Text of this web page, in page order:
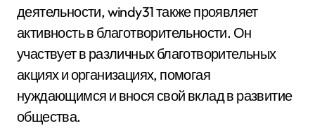
деятельности, windy31 также проявляет
активность в благотворительности. Он
участвует в различных благотворительных
акциях и организациях, помогая
нуждающимся и внося свой вклад в развитие
общества.